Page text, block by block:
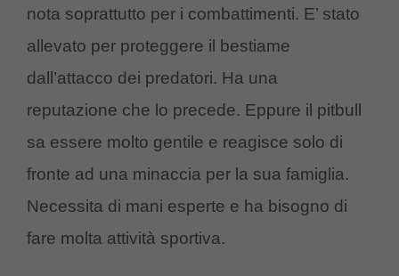
nota soprattutto per i combattimenti. E’ stato
allevato per proteggere il bestiame
dall’attacco dei predatori. Ha una
reputazione che lo precede. Eppure il pitbull
sa essere molto gentile e reagisce solo di
fronte ad una minaccia per la sua famiglia.
Necessita di mani esperte e ha bisogno di
fare molta attività sportiva.